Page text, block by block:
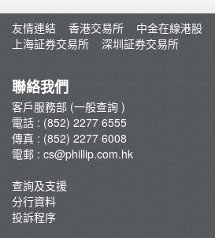
分行資料
招聘人才
輝立保險/股票/期貨100%回佣計劃
新聞稿
友情連結
香港交易所 中金在線港股
上海証券交易所
深圳証券交易所
聯絡我們
客戶服務部 (一般查詢 )
電話 : (852) 2277 6555
傳真 : (852) 2277 6008
電郵 : cs@phillip.com.hk
查詢及支援
分行資料
投訴程序